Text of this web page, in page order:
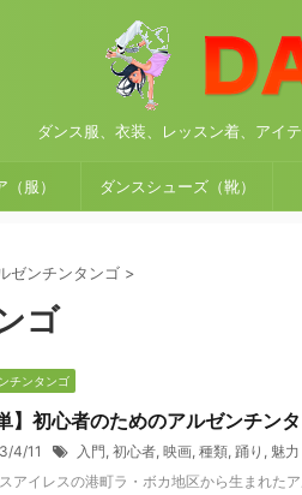
ダンス服、衣装、レッスン着、アイ
服） ダンスシューズ（靴）
ゼンチンタンゴ >
ゴ
チンタンゴ
単】初心者のためのアルゼンチン
4/11 入門, 初心者, 映画, 種類, 踊り , 魅力
アイレスの港町ラ・ボカ地区から生まれた